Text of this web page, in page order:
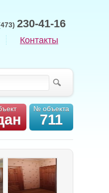
230-41-16
Контакты
№ объекта
711